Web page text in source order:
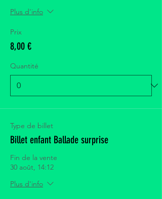
Plus d'info
Prix
8,00 €
Quantité
Type de billet
Billet enfant Ballade surprise
Fin de la vente
30 août, 14:12
Plus d'info